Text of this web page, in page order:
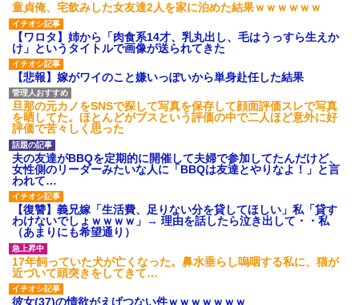
童貞俺、宅飲みした女友達2人を家に泊めた結果ｗｗｗｗｗｗ
【ワロタ】姉から「肉食系14才、乳丸出し、毛はうっすら生えか
け」というタイトルで画像が送られてきた
【悲報】嫁がワイのこと嫌いっぽいから単身赴任した結果
旦那の元カノをSNSで探して写真を保存して顔面評価スレで写真
を晒してた。ほとんどがブスという評価の中で二人ほど意外に好
評価で苦々しく思った
夫の友達がBBQを定期的に開催して夫婦で参加してたんだけど、
女性側のリーダーみたいな人に「BBQは友達とやりなよ！」と言
われて…
【復讐】義兄嫁「生活費、足りない分を貸してほしい」私「貸す
わけないでしょｗｗｗｗ」→ 理由を話したら泣き出して・・私
（あまりにも希望通り）
17年飼っていた犬が亡くなった。鼻水垂らし嗚咽する私に、猫が
近づいて頭突きをしてきて…
彼女(37)の情欲がえげつない件ｗｗｗｗｗｗｗ